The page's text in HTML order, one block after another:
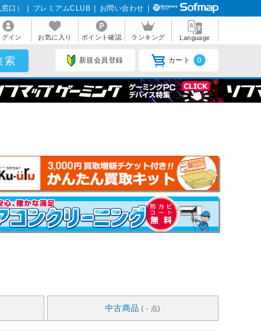
口） プレミアムCLUB お問い合わせ
グイン お気に入り ポイント確認 ランキング Language
新規会員登録 カート 0
中古商品 ( - 点)